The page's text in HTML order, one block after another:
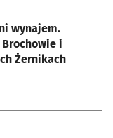
wynajem.
i
Żernikach